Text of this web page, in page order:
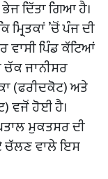
ਦਿੱਤਾ ਗਿਆ ਹੈ।
’ਚੋਂ ਪੰਜ ਦੀ
ਵਾਸੀ ਪਿੰਡ ਕੱਟਿਆਂ
ਚੱਕ ਜਾਨੀਸਰ
(ਫਰੀਦਕੋਟ) ਅਤੇ
ਵਜੋਂ ਹੋਈ ਹੈ।
ਮੁਕਤਸਰ ਦੀ
ਚੱਲਣ ਵਾਲੇ ਇਸ